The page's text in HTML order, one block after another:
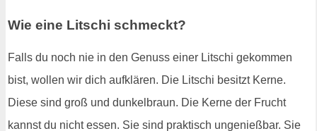
Wie eine Litschi schmeckt?
Falls du noch nie in den Genuss einer Litschi gekommen
bist, wollen wir dich aufklären. Die Litschi besitzt Kerne.
Diese sind groß und dunkelbraun. Die Kerne der Frucht
kannst du nicht essen. Sie sind praktisch ungenießbar. Sie